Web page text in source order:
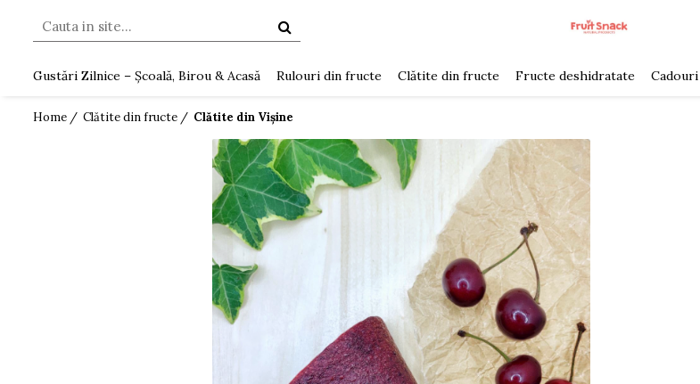
Gustări Zilnice – Școală, Birou & Acasă Rulouri din fructe Clătite din fructe Fructe deshidratate Cadouri
Home / Clătite din fructe / Clătite din Vișine